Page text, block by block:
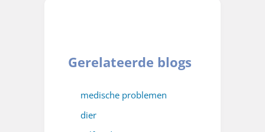
Gerelateerde blogs
medische problemen
dier